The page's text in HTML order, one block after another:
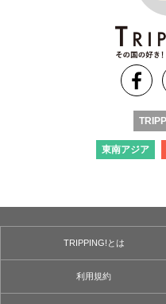
東南アジア
TRIPPING!とは
利用規約